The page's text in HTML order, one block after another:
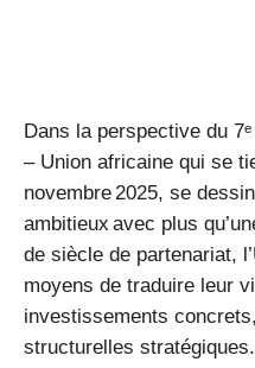
Dans la perspective du
– Union africaine qui se
novembre 2025, se
ambitieux avec plus
de siècle de partenariat,
moyens de traduire leur
investissements
structurelles